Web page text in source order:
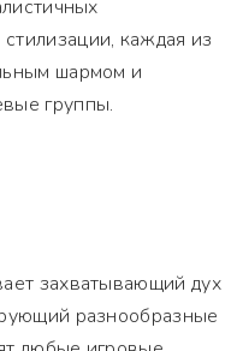
каждая из
шармом и
группы.
захватывающий дух
разнообразные